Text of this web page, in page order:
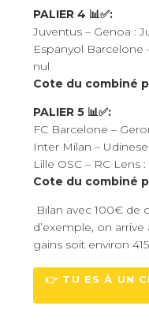
PALIER 4 📊✅:
Juventus – Genoa :
Espanyol Barcelone
nul
Cote du combiné
PALIER 5 📊✅:
FC Barcelone –
Inter Milan –
Lille OSC – RC Lens
Cote du combiné
Bilan avec 100€ de
d’exemple, on arrive
gains soit environ
👉 TU ES À UN